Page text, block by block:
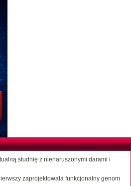
studnię z nienaruszonymi darami i
zaprojektowała funkcjonalny genom